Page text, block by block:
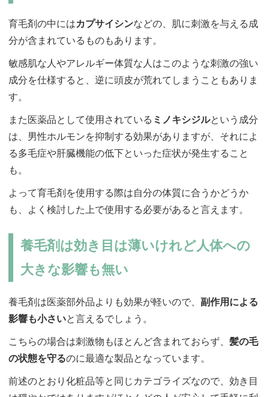
育毛剤の中にはカプサイシンなどの、肌に刺激を与える成
分が含まれているものもあります。
敏感肌な人やアレルギー体質な人はこのような刺激の強い
成分を仕様すると、逆に頭皮が荒れてしまうこともありま
す。
また医薬品として使用されている ミノキシジルという成分
は、男性ホルモンを抑制する効果がありますが、それによ
る多毛症や肝臓機能の低下といった症状が発生すること
も。
よって育毛剤を使用する際は自分の体質に合うかどうか
も、よく検討した上で使用する必要があると言えます。
養毛剤は効き目は薄いけれど人体への
大きな影響も無い
養毛剤は医薬部外品よりも効果が軽いので、 副作用による
影響も小さいと言えるでしょう。
こちらの場合は刺激物もほとんど含まれておらず、 髪の毛
の状態を守るのに最適な製品となっています。
前述のとおり化粧品等と同じカテゴライズなので、効き目